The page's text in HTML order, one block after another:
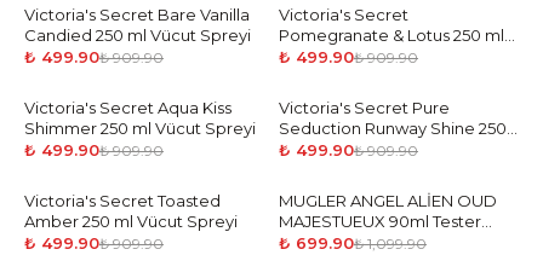
-45%
Victoria's Secret Bare Vanilla
Candied 250 ml Vücut Spreyi
₺ 499.90₺ 909.90
-45%
Victoria's Secret
Pomegranate & Lotus 250 ml
Vücut Spreyi
₺ 499.90₺ 909.90
-45%
Victoria's Secret Aqua Kiss
Shimmer 250 ml Vücut Spreyi
₺ 499.90₺ 909.90
-45%
Victoria's Secret Pure
Seduction Runway Shine 250
ml Vücut Spreyi
₺ 499.90₺ 909.90
-45%
Victoria's Secret Toasted
Amber 250 ml Vücut Spreyi
₺ 499.90₺ 909.90
-36 %
MUGLER ANGEL ALİEN OUD
MAJESTUEUX 90ml Tester
Parfüm Kadın
₺ 699.90₺ 1,099.90